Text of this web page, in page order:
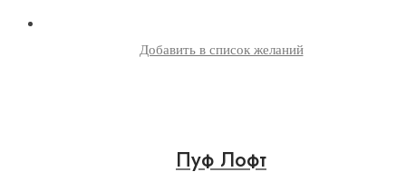
Добавить в список желаний
Пуф Лофт